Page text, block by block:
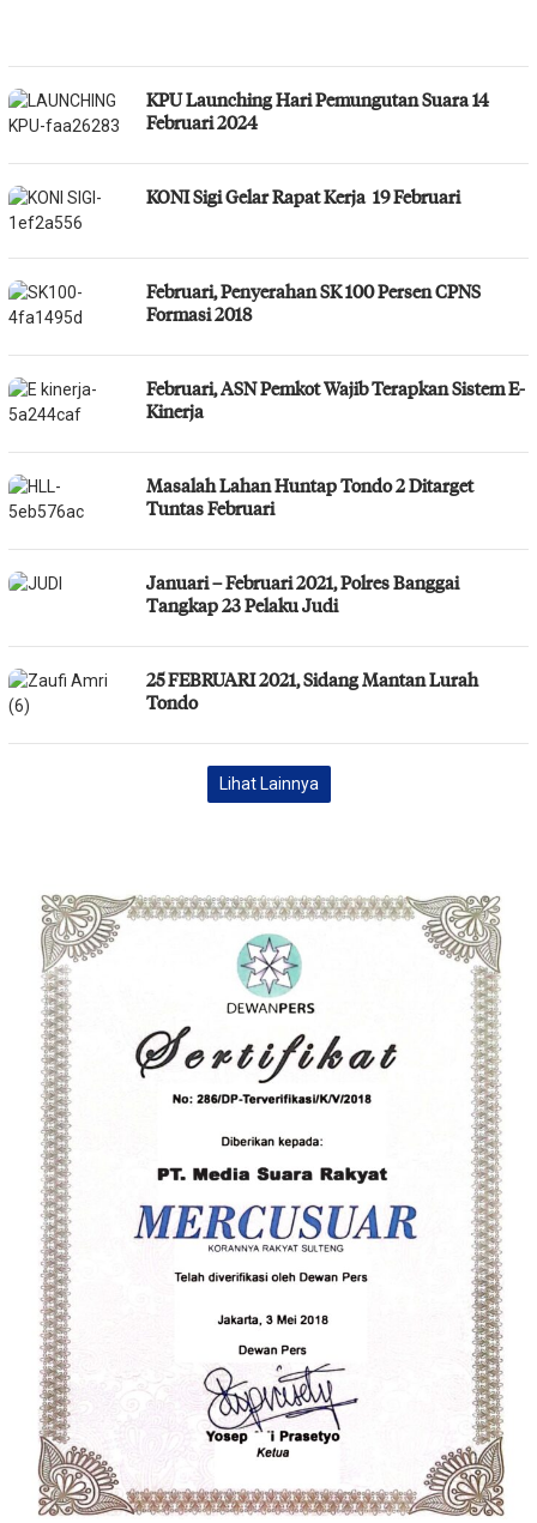
KPU Launching Hari Pemungutan Suara 14
Februari 2024
KONI Sigi Gelar Rapat Kerja 19 Februari
Februari, Penyerahan SK 100 Persen CPNS
Formasi 2018
Februari, ASN Pemkot Wajib Terapkan Sistem E-
Kinerja
Masalah Lahan Huntap Tondo 2 Ditarget
Tuntas Februari
Januari – Februari 2021, Polres Banggai
Tangkap 23 Pelaku Judi
25 FEBRUARI 2021, Sidang Mantan Lurah
Tondo
Lihat Lainnya